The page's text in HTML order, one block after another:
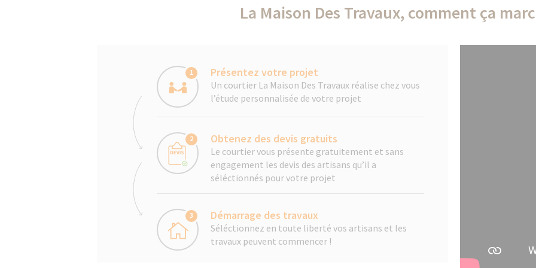
La Maison Des Travaux, comment ça
1 Présentez votre projet
Un courtier La Maison Des Travaux réalise chez vous
l’étude personnalisée de votre projet
2 Obtenez des devis gratuits
Le courtier vous présente gratuitement et sans
engagement les devis des artisans qu’il a
séléctionnés pour votre projet
3 Démarrage des travaux
Séléctionnez en toute liberté vos artisans et les
travaux peuvent commencer !